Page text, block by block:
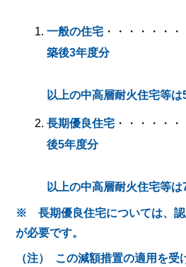
一般の住宅 ・・・・・・
築後3年度分
（3
以上の中高層耐火住宅等は
長期優良住宅 ・・・・・
後5年度分
（3
以上の中高層耐火住宅等は
※ 長期優良住宅については、認
が必要です。
（注） この減額措置の適用を受